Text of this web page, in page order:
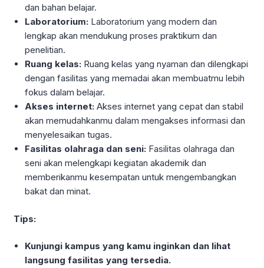
dan bahan belajar.
Laboratorium: Laboratorium yang modern dan
lengkap akan mendukung proses praktikum dan
penelitian.
Ruang kelas: Ruang kelas yang nyaman dan dilengkapi
dengan fasilitas yang memadai akan membuatmu lebih
fokus dalam belajar.
Akses internet: Akses internet yang cepat dan stabil
akan memudahkanmu dalam mengakses informasi dan
menyelesaikan tugas.
Fasilitas olahraga dan seni: Fasilitas olahraga dan
seni akan melengkapi kegiatan akademik dan
memberikanmu kesempatan untuk mengembangkan
bakat dan minat.
Tips:
Kunjungi kampus yang kamu inginkan dan lihat
langsung fasilitas yang tersedia.